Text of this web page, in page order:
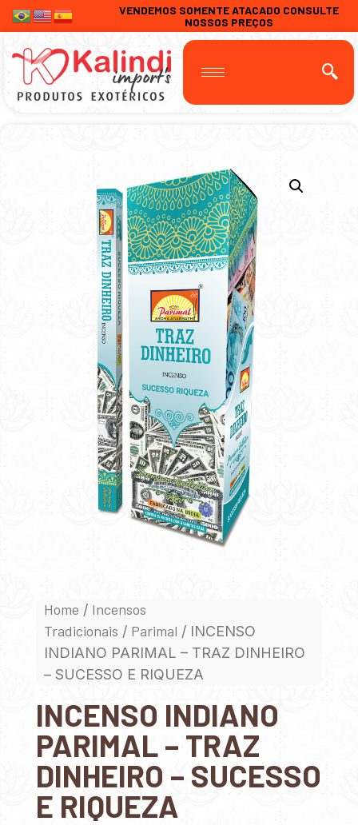
VENDEMOS SOMENTE ATACADO CONSULTE
NOSSOS PREÇOS
Home / Incensos
Tradicionais / Parimal / INCENSO
INDIANO PARIMAL – TRAZ DINHEIRO
– SUCESSO E RIQUEZA
INCENSO INDIANO
PARIMAL – TRAZ
DINHEIRO – SUCESSO
E RIQUEZA